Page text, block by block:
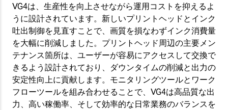
VG4は、生産性を向上させながら運用コストを抑えるよ
うに設計されています。新しいプリントヘッドとインク
吐出制御を見直すことで、画質を損なわずインク消費量
を大幅に削減しました。プリントヘッド周辺の主要メン
テナンス箇所は、ユーザーが容易にアクセスして交換で
きるよう設計されており、ダウンタイムの削減と出力の
安定性向上に貢献します。モニタリングツールとワーク
フローツールを組み合わせることで、VG4は高品質な出
力、高い稼働率、そして効率的な日常業務のバランスを